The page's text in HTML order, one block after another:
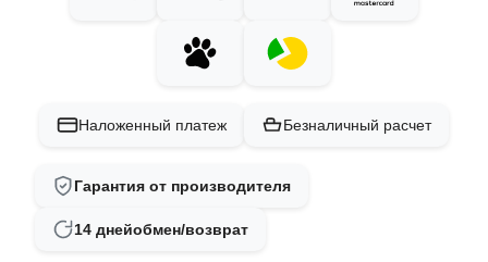
Наложенный платеж Безналичный расчет
Гарантия от производителя
14 днейобмен/возврат